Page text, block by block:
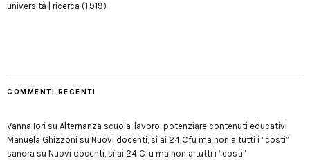
università | ricerca (1.919)
COMMENTI RECENTI
Vanna Iori su Alternanza scuola-lavoro, potenziare contenuti educativi
Manuela Ghizzoni su Nuovi docenti, sì ai 24 Cfu ma non a tutti i “costi”
sandra su Nuovi docenti, sì ai 24 Cfu ma non a tutti i “costi”